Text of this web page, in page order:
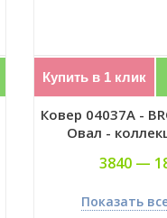
Купить в 1 клик
Ковер 04037A -
Овал -
3840 —
Показать